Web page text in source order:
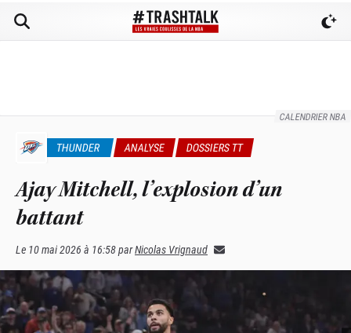
CALENDRIER NBA
THUNDER ANALYSE DOSSIERS TT
Ajay Mitchell, l’explosion d’un
battant
Le 10 mai 2026 à 16:58parNicolas Vrignaud